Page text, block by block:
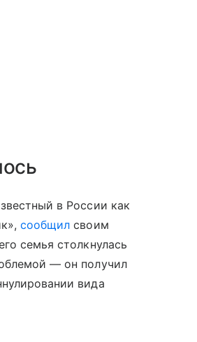
в России как
сообщил своим
семья столкнулась
— он получил
вида